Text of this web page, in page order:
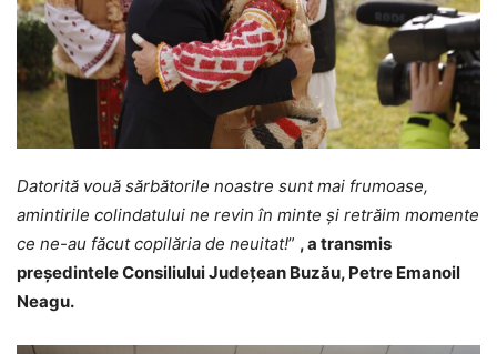
Datorită vouă sărbătorile noastre sunt mai frumoase,
amintirile colindatului ne revin în minte și retrăim momente
ce ne-au făcut copilăria de neuitat!” , a transmis
președintele Consiliului Județean Buzău, Petre Emanoil
Neagu.